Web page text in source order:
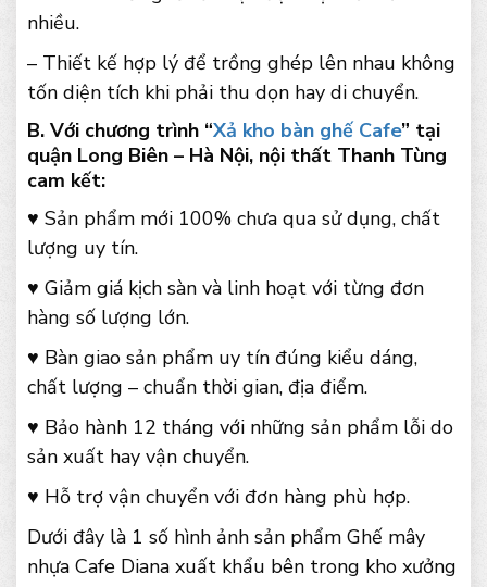
nhiều.
– Thiết kế hợp lý để trồng ghép lên nhau không
tốn diện tích khi phải thu dọn hay di chuyển.
B. Với chương trình “Xả kho bàn ghế Cafe” tại
quận Long Biên – Hà Nội, nội thất Thanh Tùng
cam kết:
♥ Sản phẩm mới 100% chưa qua sử dụng, chất
lượng uy tín.
♥ Giảm giá kịch sàn và linh hoạt với từng đơn
hàng số lượng lớn.
♥ Bàn giao sản phẩm uy tín đúng kiểu dáng,
chất lượng – chuẩn thời gian, địa điểm.
♥ Bảo hành 12 tháng với những sản phẩm lỗi do
sản xuất hay vận chuyển.
♥ Hỗ trợ vận chuyển với đơn hàng phù hợp.
Dưới đây là 1 số hình ảnh sản phẩm Ghế mây
nhựa Cafe Diana xuất khẩu bên trong kho xưởng